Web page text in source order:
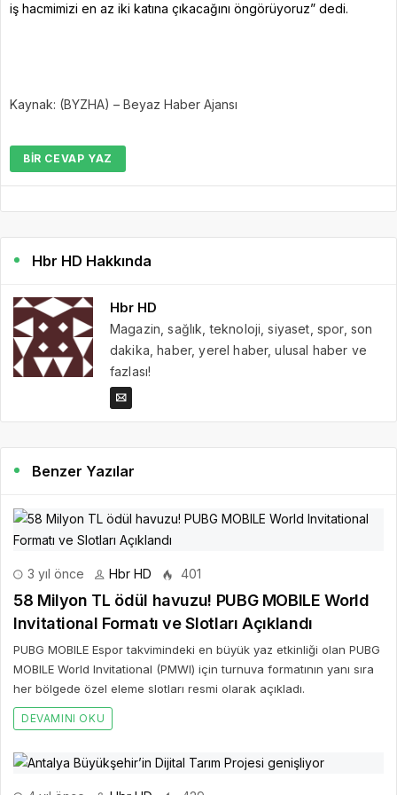
iş hacmimizi en az iki katına çıkacağını öngörüyoruz” dedi.
Kaynak: (BYZHA) – Beyaz Haber Ajansı
BIR CEVAP YAZ
Hbr HD Hakkında
Hbr HD
Magazin, sağlık, teknoloji, siyaset, spor, son
dakika, haber, yerel haber, ulusal haber ve
fazlası!
Benzer Yazılar
3 yıl önce Hbr HD 401
58 Milyon TL ödül havuzu! PUBG MOBILE World
Invitational Formatı ve Slotları Açıklandı
PUBG MOBILE Espor takvimindeki en büyük yaz etkinliği olan PUBG
MOBILE World Invitational (PMWI) için turnuva formatının yanı sıra
her bölgede özel eleme slotları resmi olarak açıkladı.
DEVAMINI OKU